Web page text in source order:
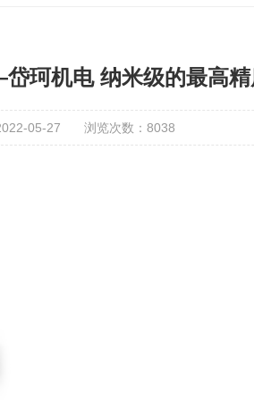
珂机电 纳米级的最高精
05-27 浏览次数： 8038